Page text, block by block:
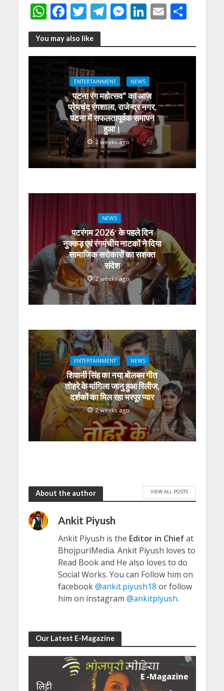
W
h
at
s
p
F
ac
e
b
o
o
k
T
w
itt
er
T
e
gr
a
m
M
ss
e
n
g
er
Li
k
e
dI
n
E
ai
l
S
ar
e
You may also like
ENTERTAINMENT NEWS
पटना रंग महोत्सव” का आज
प्रेमचंद रंगशाला, राजेन्द्र नगर,
पटना में सफलतापूर्वक समापन
हुआ।
2 weeks ago
NEWS
पटरंगम 2026′ के पहले दिन
नुक्कड़ एवं रंगमंचीय नाटकों ने दिया
सामाजिक सरोकारों का सशक्त
संदेश
2 weeks ago
ENTERTAINMENT NEWS
शिवानी सिंह का नया बोलबम गीत
तोहरे के मांगिला जानु हुआ रिलीज,
दर्शकों का मिल रहा भरपूर प्यार
2 weeks ago
About the author VIEW ALL POSTS
Ankit Piyush
Ankit Piyush is the Editor in Chiefat
BhojpuriMedia. Ankit Piyush loves to
Read Book and He also loves to do
Social Works. You can Follow him on
facebook@ankit.piyush18 or follow
him on instagram @ankitpiyush.
Our Latest E-Magazine